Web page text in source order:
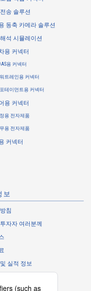
acquired by the Company
following purposes of
and in the event of such a
announce the changed
Customers, etc.
products
Customers, etc.
market research, data
of products and
with the Customers
etc.
etc.
government
meetings, etc.
of business
surveys, etc.
송 솔루션
동축 카메라 솔루션
석 시뮬레이션
용 커넥터
용 커넥터
트레인용 커넥터
테이먼트용 커넥터
용 커넥터
용 전자제품
용 전자제품
커넥터
보
침
자자 여러분께
실적 정보